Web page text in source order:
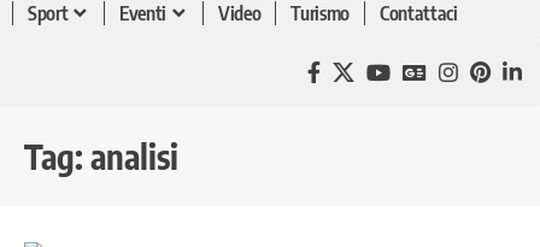
Sport
Eventi Video Turismo Contattaci
Tag: analisi